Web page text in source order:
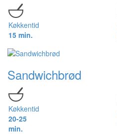
Køkkentid
15 min.
Sandwichbrød
Køkkentid
20-25
min.